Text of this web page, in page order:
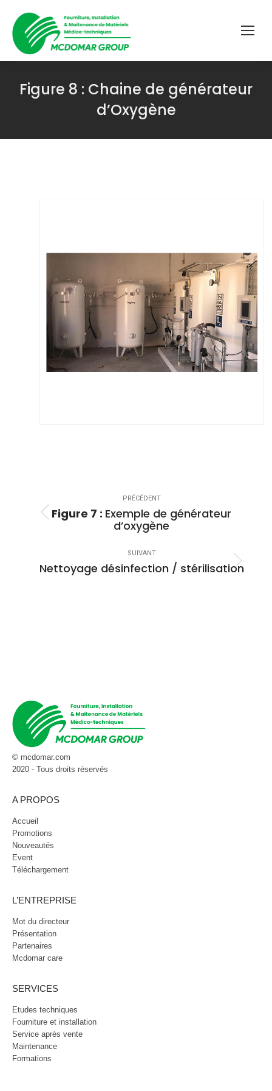
Figure 8 : Chaine de générateur
d’Oxygène
de
commentaire
PRÉCÉDENT
Onglet
précédent
Figure 7 : Exemple de générateur
d’oxygène
SUIVANT
Projets
Nettoyage désinfection / stérilisation
© mcdomar.com
2020 - Tous droits réservés
A PROPOS
Accueil
Promotions
Nouveautés
Event
Téléchargement
L’ENTREPRISE
Mot du directeur
Présentation
Partenaires
Mcdomar care
SERVICES
Etudes techniques
Fourniture et installation
Service après vente
Maintenance
Formations